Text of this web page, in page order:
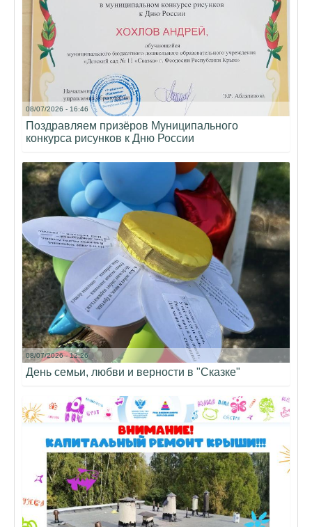
08/07/2026 - 16:46
Поздравляем призёров Муниципального
конкурса рисунков к Дню России
08/07/2026 - 12:26
День семьи, любви и верности в "Сказке"